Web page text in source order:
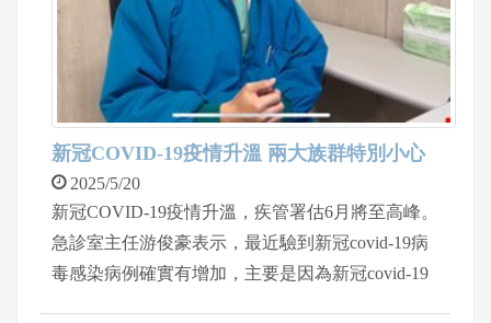
新冠COVID-19疫情升溫 兩大族群特別小心
2025/5/20
新冠COVID-19疫情升溫，疾管署估6月將至高峰。
急診室主任游俊豪表示，最近驗到新冠covid-19病
毒感染病例確實有增加，主要是因為新冠covid-19